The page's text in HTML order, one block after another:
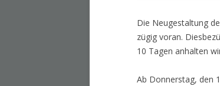
Die Neugestaltung
zügig voran.
10 Tagen anhalten
Ab Donnerstag, den